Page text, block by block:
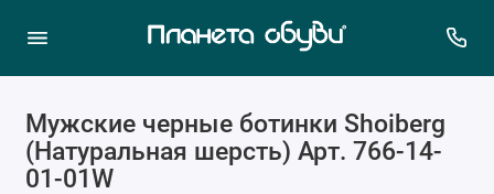
Мужские черные ботинки Shoiberg
(Натуральная шерсть) Арт. 766-14-
01-01W